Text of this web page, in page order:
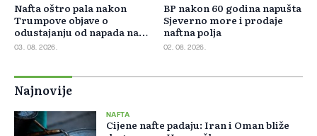
Nafta oštro pala nakon
Trumpove objave o
odustajanju od napada na
Iran
03. 08. 2026.
BP nakon 60 godina napušta
Sjeverno more i prodaje
naftna polja
02. 08. 2026.
Najnovije
NAFTA
Cijene nafte padaju: Iran i Oman bliže